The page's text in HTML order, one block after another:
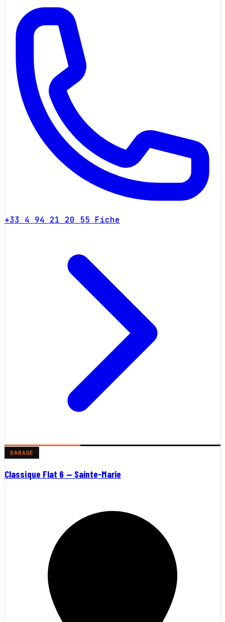
+33 4 94 21 20 55 Fiche
GARAGE
Classique Flat 6 — Sainte-Marie